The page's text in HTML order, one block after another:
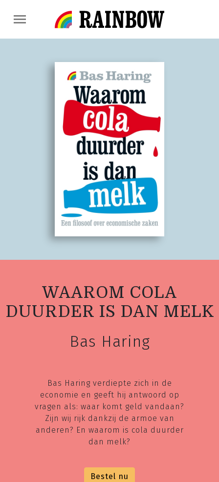
WAAROM COLA
DUURDER IS DAN MELK
Bas Haring
Bas Haring verdiepte zich in de
economie en geeft hij antwoord op
vragen als: waar komt geld vandaan?
Zijn wij rijk dankzij de armoe van
anderen? En waarom is cola duurder
dan melk?
Bestel nu